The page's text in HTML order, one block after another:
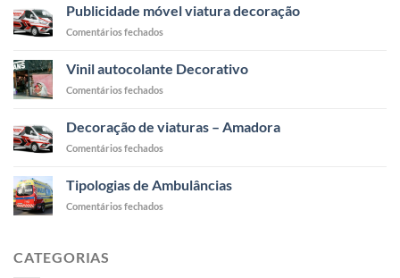
viaturas
Lisboa
Publicidade móvel viatura decoração
Comentários fechadosem
viatura
decoração
Vinil autocolante Decorativo
Comentários fechadosem
Decorativo
Decoração de viaturas – Amadora
Comentários fechadosem
viaturas
–
Tipologias de Ambulâncias
Comentários fechadosem
CATEGORIAS